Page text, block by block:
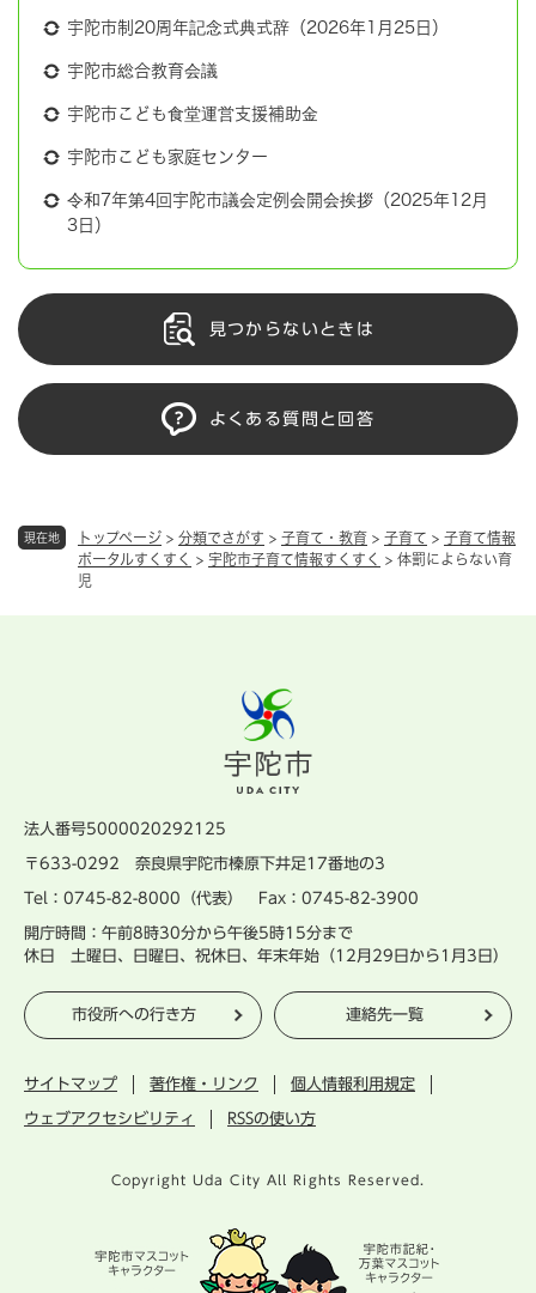
現在地 トップページ > 分類でさがす > 子育て・教育 > 子育て > 子育て情報
ポータルすくすく
> 宇陀市子育て情報すくすく > 体罰によらない育
児
宇陀市制20周年記念式典式辞（2026年1月25日）
宇陀市総合教育会議
宇陀市こども食堂運営支援補助金
宇陀市こども家庭センター
令和7年第4回宇陀市議会定例会開会挨拶（2025年12月
3日）
見つからないときは
よくある質問と回答
法人番号5000020292125
〒633-0292 奈良県宇陀市榛原下井足17番地の3
Tel：0745-82-8000（代表） Fax：0745-82-3900
開庁時間：午前8時30分から午後5時15分まで
休日 土曜日、日曜日、祝休日、年末年始（12月29日から1月3日）
市役所への行き方 連絡先一覧
サイトマップ 著作権・リンク 個人情報利用規定
ウェブアクセシビリティ RSSの使い方
Copyright Uda City All Rights Reserved.